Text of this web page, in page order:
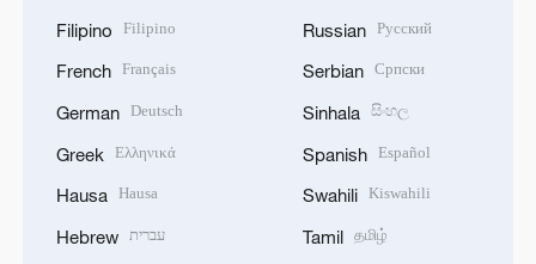
Filipino Filipino
French Français
German Deutsch
Greek Ελληνικά
Hausa Hausa
Hebrew עברית
Russian Русский
Serbian Српски
Sinhala සිංහල
Spanish Español
Swahili Kiswahili
Tamil தமிழ்